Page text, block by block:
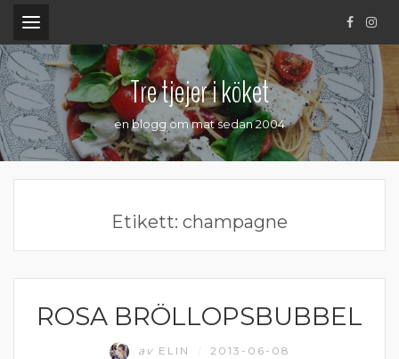
.
Tre tjejer i köket
en blogg om mat sedan 2004
Etikett: champagne
BUBBEL
ROSA BRÖLLOPSBUBBEL
av ELIN 2013-06-08